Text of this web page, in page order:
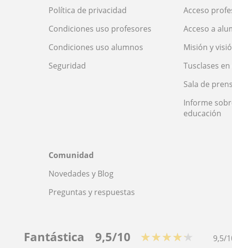
Política de privacidad
Condiciones uso profesores
Condiciones uso alumnos
Seguridad
Acceso
Acceso a
Misión y
Tusclases
Sala de
Informe
educación
Comunidad
Novedades y Blog
Preguntas y respuestas
Fantástica 9,5/10 ★★★★★ 9,5/